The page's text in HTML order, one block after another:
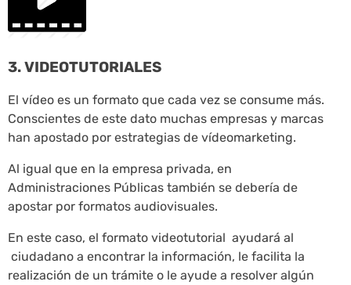
3. VIDEOTUTORIALES
El vídeo es un formato que cada vez se consume más.
Conscientes de este dato muchas empresas y marcas
han apostado por estrategias de vídeomarketing.
Al igual que en la empresa privada, en
Administraciones Públicas también se debería de
apostar por formatos audiovisuales.
En este caso, el formato videotutorial ayudará al
ciudadano a encontrar la información, le facilita la
realización de un trámite o le ayude a resolver algún